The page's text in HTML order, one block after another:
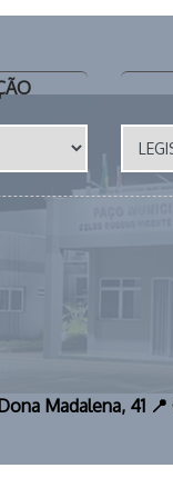
Madalena, 41